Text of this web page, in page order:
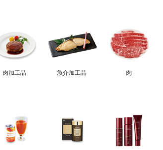
肉加工品 魚介加工品 肉